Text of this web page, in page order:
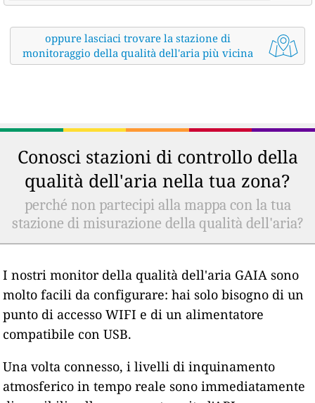
oppure lasciaci trovare la stazione di
monitoraggio della qualità dell'aria più vicina
Conosci stazioni di controllo della
qualità dell'aria nella tua zona?
perché non partecipi alla mappa con la tua
stazione di misurazione della qualità dell'aria?
I nostri monitor della qualità dell'aria GAIA sono
molto facili da configurare: hai solo bisogno di un
punto di accesso WIFI e di un alimentatore
compatibile con USB.
Una volta connesso, i livelli di inquinamento
atmosferico in tempo reale sono immediatamente